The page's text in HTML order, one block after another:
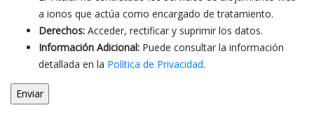
a ionos que actúa como encargado de tratamiento.
Derechos: Acceder, rectificar y suprimir los datos.
Información Adicional: Puede consultar la información
detallada en la Política de Privacidad.